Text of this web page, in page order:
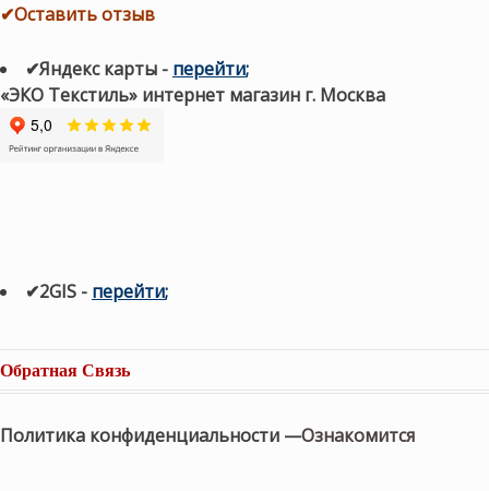
✔Оставить отзыв
✔Яндекс карты - перейти;
«ЭКО Текстиль» интернет магазин г. Москва
✔2GIS - перейти;
Обратная Связь
Политика конфиденциальности —Ознакомится